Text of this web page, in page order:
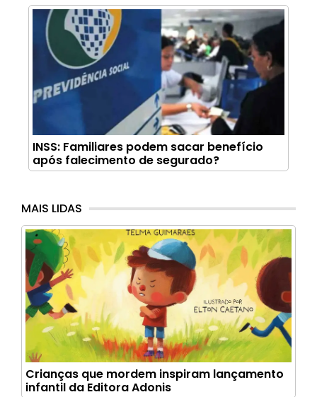
INSS: Familiares podem sacar benefício
após falecimento de segurado?
MAIS LIDAS
Crianças que mordem inspiram lançamento
infantil da Editora Adonis